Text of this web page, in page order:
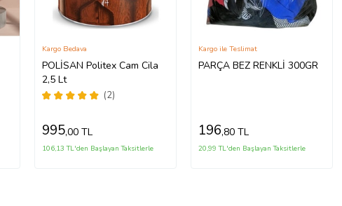
POLİSAN Politex Cam Cila
2,5 Lt
(2)
Kargo Bedava
995,00 TL
106,13 TL'den Başlayan Taksitlerle
PARÇA BEZ RENKLİ 300GR
Kargo ile Teslimat
196,80 TL
20,99 TL'den Başlayan Taksitlerle